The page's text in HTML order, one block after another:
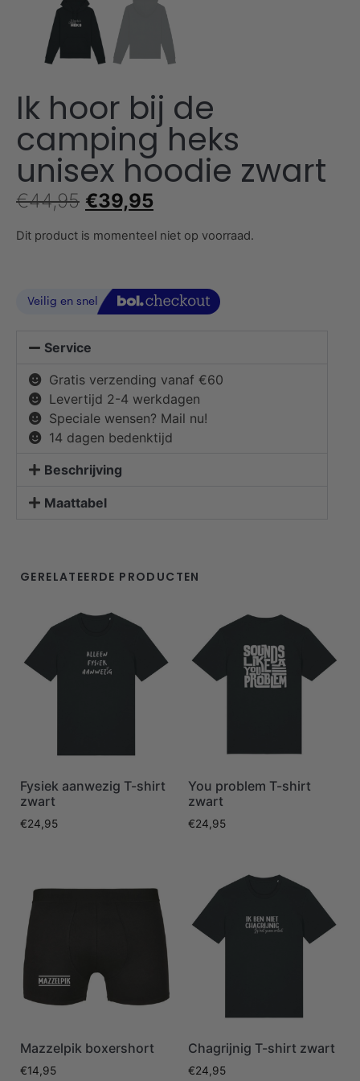
Ik hoor bij de
camping heks
unisex hoodie zwart
€44,95 €39,95
Dit product is momenteel niet op voorraad.
Service
Gratis verzending vanaf €60
Levertijd 2-4 werkdagen
Speciale wensen? Mail nu!
14 dagen bedenktijd
Beschrijving
Maattabel
GERELATEERDE PRODUCTEN
Fysiek aanwezig T-shirt
zwart
€24,95
You problem T-shirt
zwart
€24,95
Mazzelpik boxershort
€14,95
Chagrijnig T-shirt zwart
€24,95